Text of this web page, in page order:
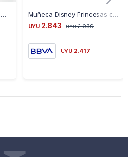
Juego Smashers Dino Isla Calavera 30 Sorpresas 7488 Muñeca Disney Princesas con Mascota y Accesorios - RAPUNZEL
UYU 2.843 UYU 3.039
UYU 2.417